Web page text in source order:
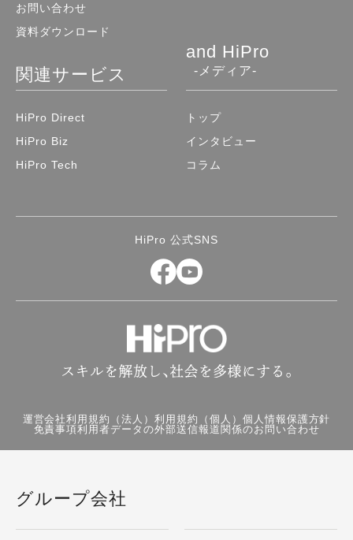
HiPro 公式SNS
お問い合わせ
資料ダウンロード
関連サービス
HiPro Direct
HiPro Biz
HiPro Tech
and HiPro
-メディア-
トップ
インタビュー
コラム
運営会社利用規約（法人）利用規約（個人） 個人情報保護方針
免責事項利用者データの外部送信報道関係のお問い合わせ
グループ会社